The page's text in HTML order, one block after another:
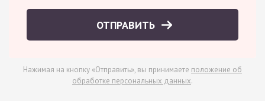
ОТПРАВИТЬ
Нажимая на кнопку «Отправить», вы принимаете положение об
обработке персональных данных.